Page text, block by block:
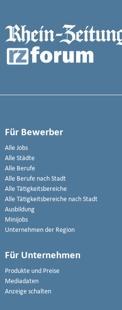
Für Bewerber
Alle Jobs
Alle Städte
Alle Berufe
Alle Berufe nach Stadt
Alle Tätigkeitsbereiche
Alle Tätigkeitsbereiche nach Stadt
Ausbildung
Minijobs
Unternehmen der Region
Für Unternehmen
Produkte und Preise
Mediadaten
Anzeige schalten